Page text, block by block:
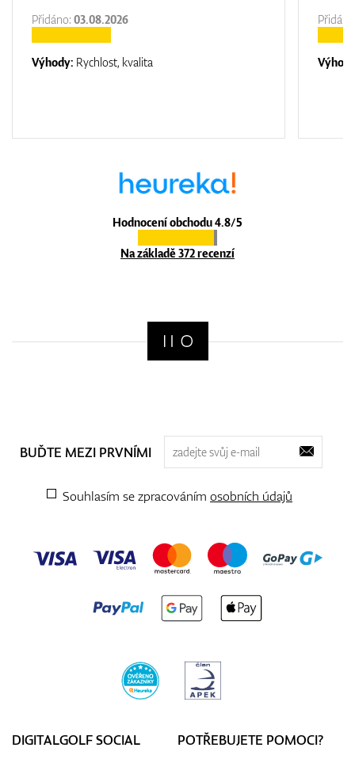
Hodnocení obchodu 4.8/5
Na základě 372 recenzí
Přidáno: 03.08.2026
Výhody: Rychlost, kvalita
BUĎTE MEZI PRVNÍMI
Souhlasím se zpracováním osobních údajů
DIGITALGOLF SOCIAL
POTŘEBUJETE POMOCI?